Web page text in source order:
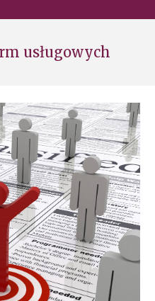
usługowych